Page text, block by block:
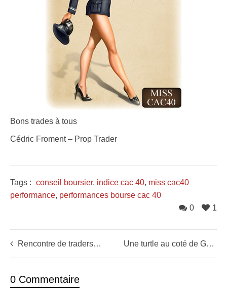
Bons trades à tous
Cédric Froment – Prop Trader
Tags : conseil boursier, indice cac 40, miss cac40
performance, performances bourse cac 40
1
0
Rencontre de traders à Budapest – Portraits de Loic Abadie et David Renan Une turtle au coté de Georges Soros
0 Commentaire